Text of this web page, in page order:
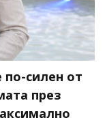
силен от
през